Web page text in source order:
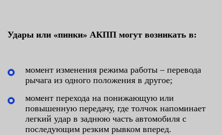
Удары или «пинки» АКПП могут возникать в:
момент изменения режима работы – перевода
рычага из одного положения в другое;
момент перехода на понижающую или
повышенную передачу, где толчок напоминает
легкий удар в заднюю часть автомобиля с
последующим резким рывком вперед.